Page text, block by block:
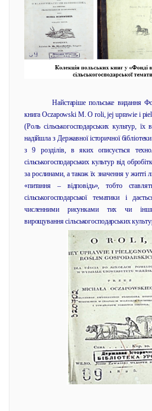
Найстаріше польське видання
книга Oczapowski M. O roli, jej uprawie i
(Роль сільськогосподарських культур,
надійшла з Державної історичної
з 9 розділів, в яких описується
сільськогосподарських культур від
за рослинами, а також їх значення у
«питання – відповідь», тобто
сільськогосподарської тематики і
численними рисунками тих чи
вирощування сільськогосподарських